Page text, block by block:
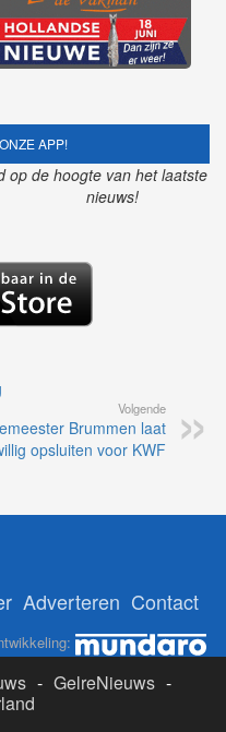
APP!
op de hoogte van het laatste
nieuws!
Volgende
Brummen laat
opsluiten voor KWF
Adverteren Contact
- GelreNieuws -